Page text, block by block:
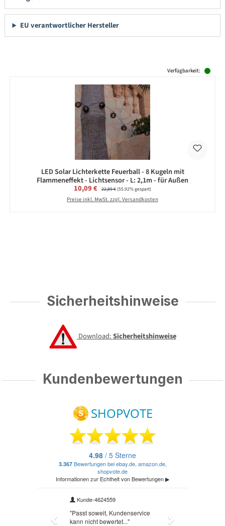
EU verantwortlicher Hersteller
Verfügbarkeit:
LED Solar Lichterkette Feuerball - 8 Kugeln mit
Flammeneffekt - Lichtsensor - L: 2,1m - für Außen
Verkaufspreis:
10,09 € Regulärer Preis:
22,89 €(55.92% gespart)
Preise inkl. MwSt. zzgl. Versandkosten
Sicherheitshinweise
Download:Sicherheitshinweise
Kundenbewertungen